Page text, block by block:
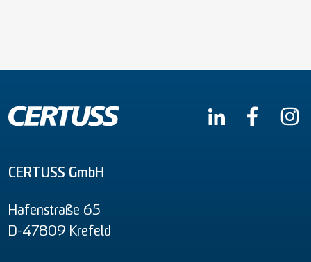
CERTUSS GmbH
Hafenstraße 65
D-47809 Krefeld